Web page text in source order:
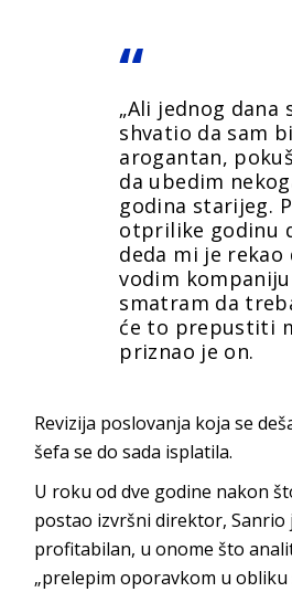
„Ali jednog dana
shvatio da sam
arogantan,
da ubedim
godina starijeg.
otprilike godinu
deda mi je rekao
vodim
smatram da
će to prepustiti
priznao je on.
Revizija poslovanja koja se
šefa se do sada isplatila.
U roku od dve godine nakon
postao izvršni direktor, Sanrio
profitabilan, u onome što
„prelepim oporavkom u obliku